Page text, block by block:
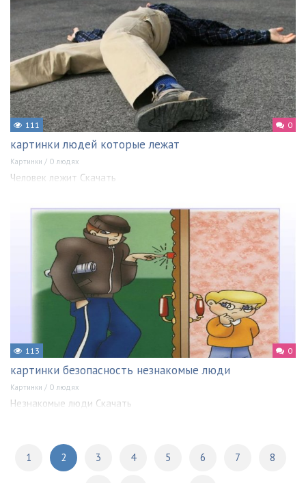
111 0
картинки людей которые лежат
Картинки / О людях
Человек лежит Скачать
113 0
картинки безопасность незнакомые люди
Картинки / О людях
Незнакомые люди Скачать
1 2 3 4 5 6 7 8